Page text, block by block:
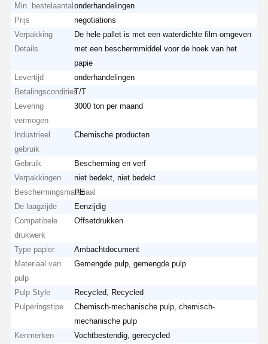
Min. bestelaantal onderhandelingen
Prijs
negotiations
Verpakking
Details
De hele pallet is met een waterdichte film omgeven
met een beschermmiddel voor de hoek van het
papie
Levertijd
onderhandelingen
BetalingsconditiesT/T
Levering
vermogen
3000 ton per maand
Industrieel
gebruik
Chemische producten
Gebruik
Bescherming en verf
Verpakkingen
niet bedekt, niet bedekt
Beschermingsmateriaal
PE
De laagzijde
Eenzijdig
Compatibele
drukwerk
Offsetdrukken
Type papier
Ambachtdocument
Materiaal van
pulp
Gemengde pulp, gemengde pulp
Pulp Style
Recycled, Recycled
Pulperingstipe
Chemisch-mechanische pulp, chemisch-
mechanische pulp
Kenmerken
Vochtbestendig, gerecycled